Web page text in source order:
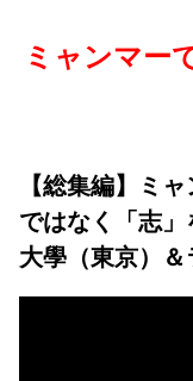
ミャンマー
【総集編】ミ
ではなく「志
大學（東京）